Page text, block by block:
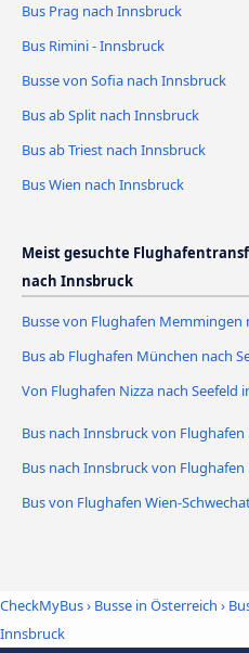
Bus Prag nach Innsbruck
Bus Rimini - Innsbruck
Busse von Sofia nach Innsbruck
Bus ab Split nach Innsbruck
Bus ab Triest nach Innsbruck
Bus Wien nach Innsbruck
Meist gesuchte
nach Innsbruck
Busse von Flughafen Memmingen
Bus ab Flughafen München nach
Von Flughafen Nizza nach Seefeld
Bus nach Innsbruck von
Bus nach Innsbruck von
Bus von Flughafen Wien-
CheckMyBus› Busse in Österreich ›
Innsbruck